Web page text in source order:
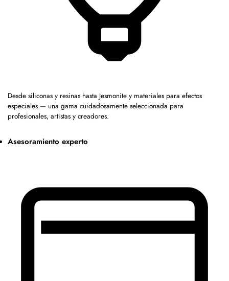
Desde siliconas y resinas hasta Jesmonite y materiales para efectos
especiales — una gama cuidadosamente seleccionada para
profesionales, artistas y creadores.
Asesoramiento experto